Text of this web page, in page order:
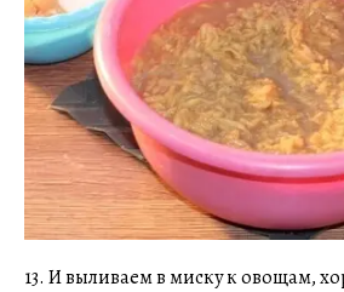
13. И выливаем в миску к овощам,